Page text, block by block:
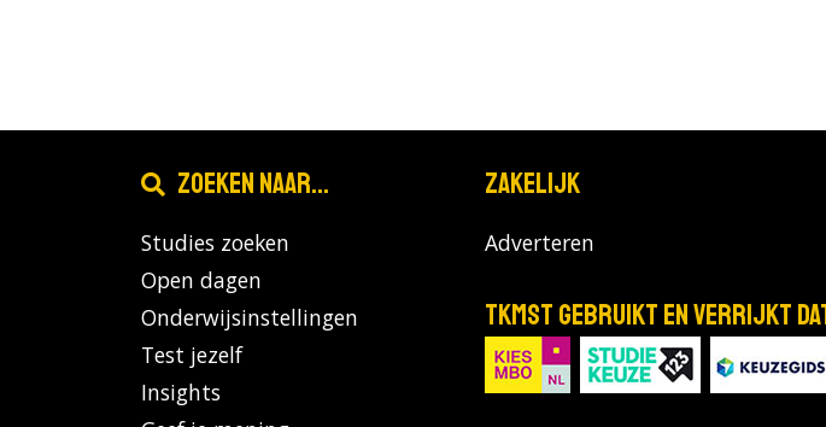
Zoeken naar...
Studies zoeken
Open dagen
Onderwijsinstellingen
Test jezelf
Insights
Zakelijk
Adverteren
TKMST gebruikt en verrijkt